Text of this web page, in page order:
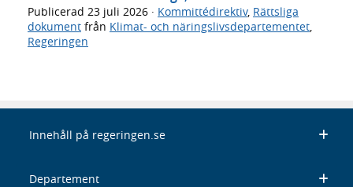
Publicerad 23 juli 2026 · Kommittédirektiv, Rättsliga
dokument från Klimat- och näringslivsdepartementet,
Regeringen
Innehåll på regeringen.se
Departement